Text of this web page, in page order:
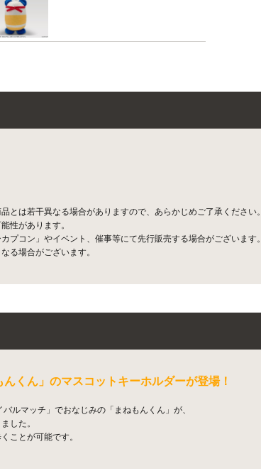
とは若干異なる場合がありますので、あらかじめご了承ください。
性があります。
プコン」やイベント、催事等にて先行販売する場合がございます。
る場合がございます。
くん」のマスコットキーホルダーが登場！
ルマッチ」でおなじみの「まねもんくん」が、
した。
ことが可能です。